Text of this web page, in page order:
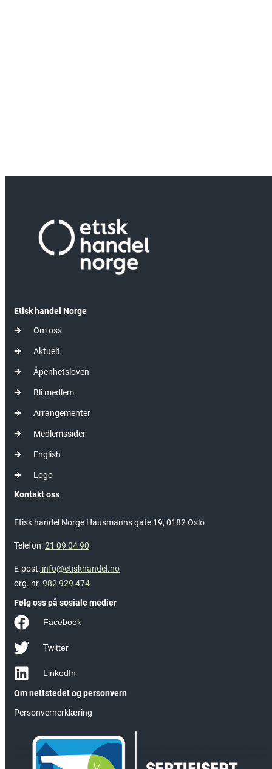
Etisk handel Norge
Om oss
Aktuelt
Åpenhetsloven
Bli medlem
Arrangementer
Medlemssider
English
Logo
Kontakt oss
Etisk handel Norge Hausmanns gate 19, 0182 Oslo
Telefon:21 09 04 90
E-post: info@etiskhandel.no
org. nr. 982 929 474
Følg oss på sosiale medier
Facebook
Twitter
LinkedIn
Om nettstedet og personvern
Personvernerklæring